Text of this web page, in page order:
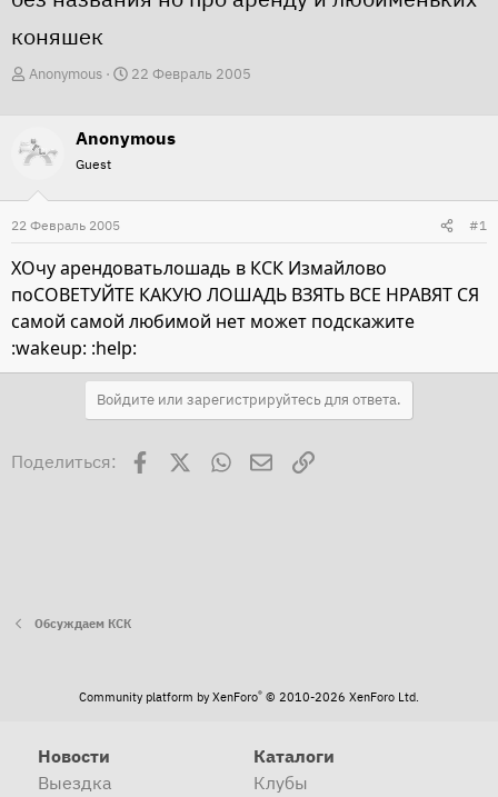
коняшек
А
о
т
е
м
ы
Anonymous
Д
а
л
22 Февраль 2005
Anonymous
Guest
22 Февраль 2005 #1
ХОчу арендоватьлошадь в КСК Измайлово
поСОВЕТУЙТЕ КАКУЮ ЛОШАДЬ ВЗЯТЬ ВСЕ НРАВЯТ СЯ
самой самой любимой нет может подскажите
:wakeup: :help:
Войдите или зарегистрируйтесь для ответа.
Поделиться: Facebook WhatsAppЭлектронная почта
Ссылка
Обсуждаем КСК
Community platform by XenForo® © 2010-2026 XenForo Ltd.
Новости
Выездка
Каталоги
Клубы